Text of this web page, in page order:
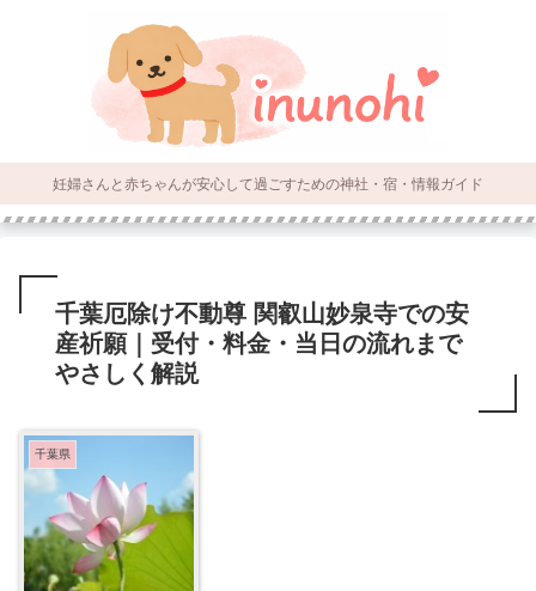
妊婦さんと赤ちゃんが安心して過ごすための神社・宿・情報ガイド
千葉厄除け不動尊 関叡山妙泉寺での安
産祈願｜受付・料金・当日の流れまで
やさしく解説
千葉県